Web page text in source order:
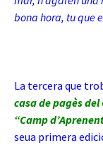
bona hora, tu que
La tercera que
casa de pagès del
“Camp
seua primera